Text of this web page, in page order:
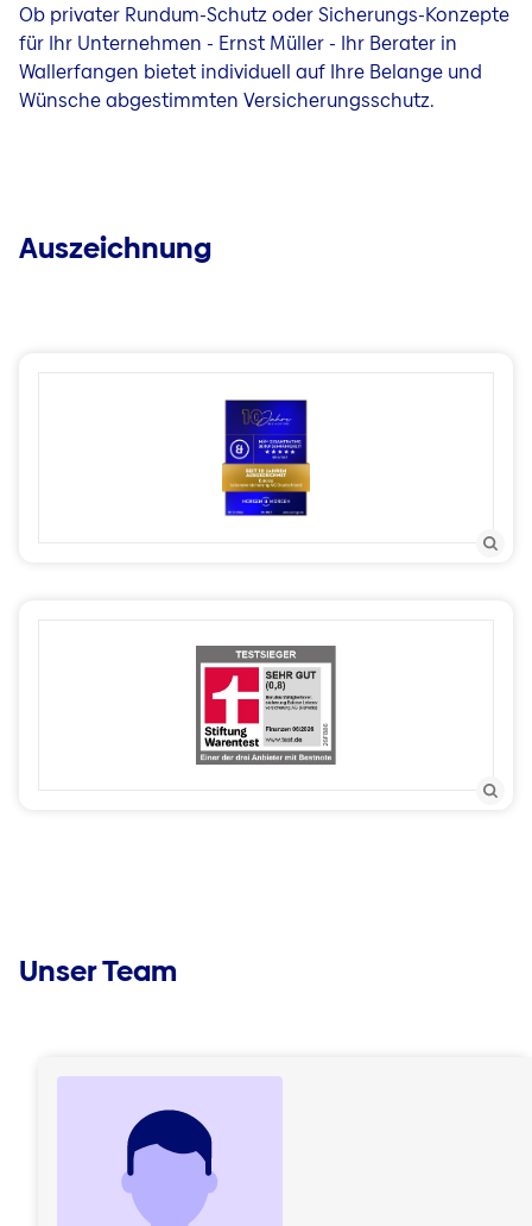
Ob privater Rundum-Schutz oder Sicherungs-Konzepte
für Ihr Unternehmen - Ernst Müller - Ihr Berater in
Wallerfangen bietet individuell auf Ihre Belange und
Wünsche abgestimmten Versicherungsschutz.
Auszeichnung
Unser Team